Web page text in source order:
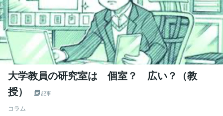
大学教員の研究室は 個室？ 広い？（教
授）
記事
コラム